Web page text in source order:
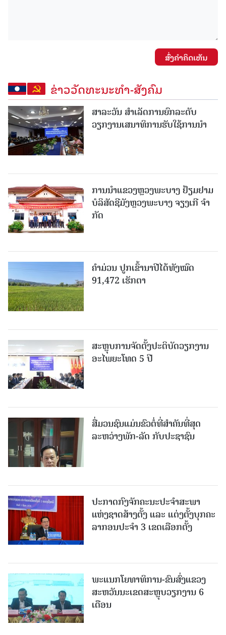
ສົ່ງຄໍາຄິດເຫັນ
ຂ່າວວັດທະນະທຳ-ສັງຄົມ
ສາລະວັນ ສໍາເລັດການຍົກລະດັບ
ວຽກງານເສນາທິການຮັບໃຊ້ການນໍາ
ການນຳແຂວງຫຼວງພະບາງ ຢ້ຽມ​ຢາມ
ບໍ​ລິ​ສັດຊີມັງຫຼວງພະບາງ ຈຽງເກີ ຈໍາ
ກັດ
ຄໍາມ່ວນ ປູກເຂົ້ານາປີໄດ້ທັງໝົດ
91,472 ເຮັກຕາ
ສະຫຼຸບການຈັດຕັ້ງປະຕິບັດວຽກງານ
ອະໄພຍະໂທດ 5 ປີ
ສື່ມວນຊົນແມ່ນຂົວຕໍ່ທີ່ສໍາຄັນທີ່ສຸດ
ລະຫວ່າງພັກ-ລັດ ກັບປະຊາຊົນ
ປະກາດກົງຈັກຄະນະປະຈໍາສະພາ
ແຫ່ງຊາດສ້າງຕັ້ງ ແລະ ແຕ່ງຕັ້ງບຸກຄະ
ລາກອນປະຈໍາ 3 ເຂດເລືອກຕັ້ງ
ພະແນກໂຍທາທິການ-ຂົນສົ່ງແຂວງ
ສະຫວັນນະເຂດສະຫຼຸບວຽກງານ 6
ເດືອນ